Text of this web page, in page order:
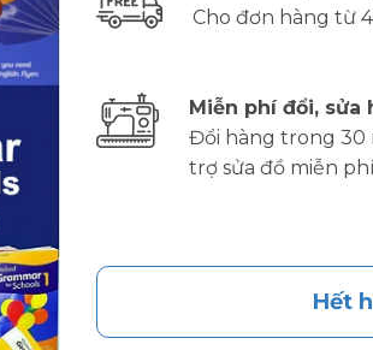
Cho đơn hàng từ
Miễn phí đổi, sửa
Đổi hàng trong 30
trợ sửa đồ miễn
Hết